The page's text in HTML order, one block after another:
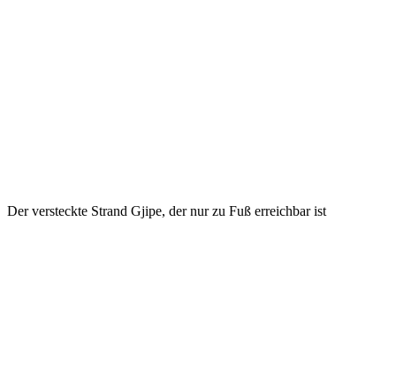
Der versteckte Strand Gjipe, der nur zu Fuß erreichbar ist